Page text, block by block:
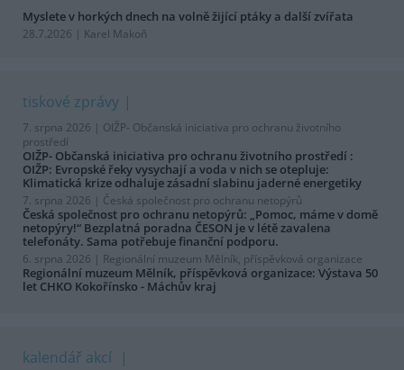
Myslete v horkých dnech na volně žijící ptáky a další zvířata
28.7.2026 | Karel Makoň
tiskové zprávy
7. srpna 2026 | OIŽP- Občanská iniciativa pro ochranu životního
prostředí
OIŽP- Občanská iniciativa pro ochranu životního prostředí :
OIŽP: Evropské řeky vysychají a voda v nich se otepluje:
Klimatická krize odhaluje zásadní slabinu jaderné energetiky
7. srpna 2026 | Česká společnost pro ochranu netopýrů
Česká společnost pro ochranu netopýrů: „Pomoc, máme v domě
netopýry!“ Bezplatná poradna ČESON je v létě zavalena
telefonáty. Sama potřebuje finanční podporu.
6. srpna 2026 | Regionální muzeum Mělník, příspěvková organizace
Regionální muzeum Mělník, příspěvková organizace: Výstava 50
let CHKO Kokořínsko - Máchův kraj
kalendář akcí